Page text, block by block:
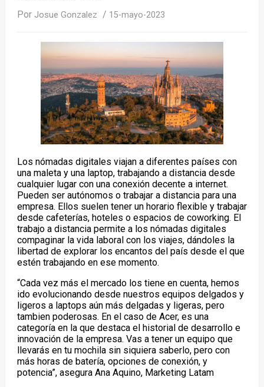
Por Josue Gonzalez / 15-mayo-2023
Los nómadas digitales viajan a diferentes países con
una maleta y una laptop, trabajando a distancia desde
cualquier lugar con una conexión decente a internet.
Pueden ser autónomos o trabajar a distancia para una
empresa. Ellos suelen tener un horario flexible y trabajar
desde cafeterías, hoteles o espacios de coworking. El
trabajo a distancia permite a los nómadas digitales
compaginar la vida laboral con los viajes, dándoles la
libertad de explorar los encantos del país desde el que
estén trabajando en ese momento.
“Cada vez más el mercado los tiene en cuenta, hemos
ido evolucionando desde nuestros equipos delgados y
ligeros a laptops aún más delgadas y ligeras, pero
tambien poderosas. En el caso de Acer, es una
categoría en la que destaca el historial de desarrollo e
innovación de la empresa. Vas a tener un equipo que
llevarás en tu mochila sin siquiera saberlo, pero con
más horas de batería, opciones de conexión, y
potencia”, asegura Ana Aquino, Marketing Latam